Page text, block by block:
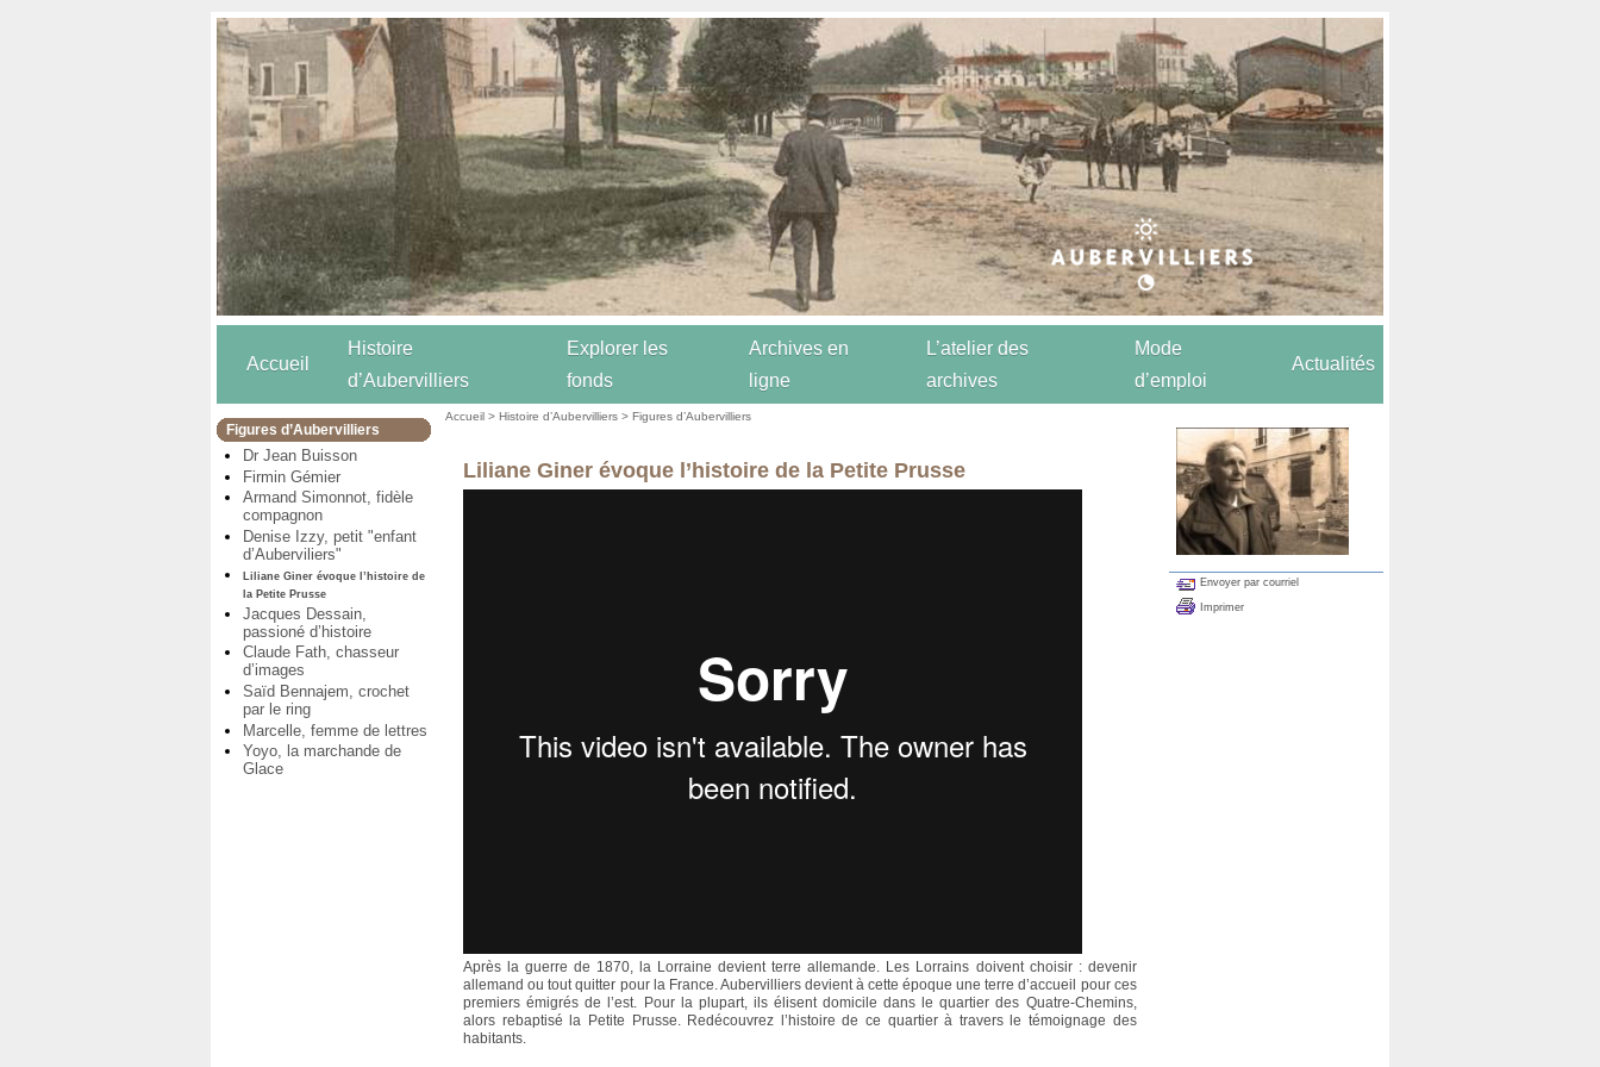
Accueil
Histoire
d’Aubervilliers
Explorer les
fonds
Archives en
ligne
L’atelier des
archives
Mode
d’emploi
Actualités
Figures d’Aubervilliers
Dr Jean Buisson
Firmin Gémier
Armand Simonnot, fidèle
compagnon
Denise Izzy, petit "enfant
d’Auberviliers"
Liliane Giner évoque l’histoire de
la Petite Prusse
Jacques Dessain,
passioné d’histoire
Claude Fath, chasseur
d’images
Saïd Bennajem, crochet
par le ring
Marcelle, femme de lettres
Yoyo, la marchande de
Glace
Accueil >Histoire d’Aubervilliers>Figures d’Aubervilliers
Liliane Giner évoque l’histoire de la Petite Prusse
Après la guerre de 1870, la Lorraine devient terre allemande. Les Lorrains doivent choisir : devenir
allemand ou tout quitter pour la France. Aubervilliers devient à cette époque une terre d’accueil pour ces
premiers émigrés de l’est. Pour la plupart, ils élisent domicile dans le quartier des Quatre-Chemins,
alors rebaptisé la Petite Prusse. Redécouvrez l’histoire de ce quartier à travers le témoignage des
habitants.
Envoyer par courriel
Imprimer